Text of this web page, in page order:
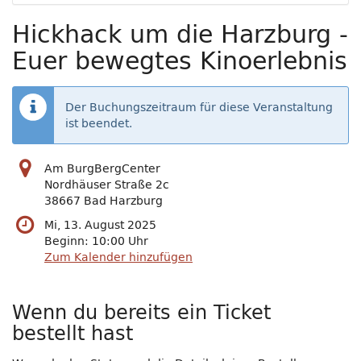
Hickhack um die Harzburg -
Euer bewegtes Kinoerlebnis
Der Buchungszeitraum für diese Veranstaltung
ist beendet.
Am BurgBergCenter
Nordhäuser Straße 2c
38667 Bad Harzburg
Mi, 13. August 2025
Beginn: 10:00 Uhr
Zum Kalender hinzufügen
Wenn du bereits ein Ticket
bestellt hast